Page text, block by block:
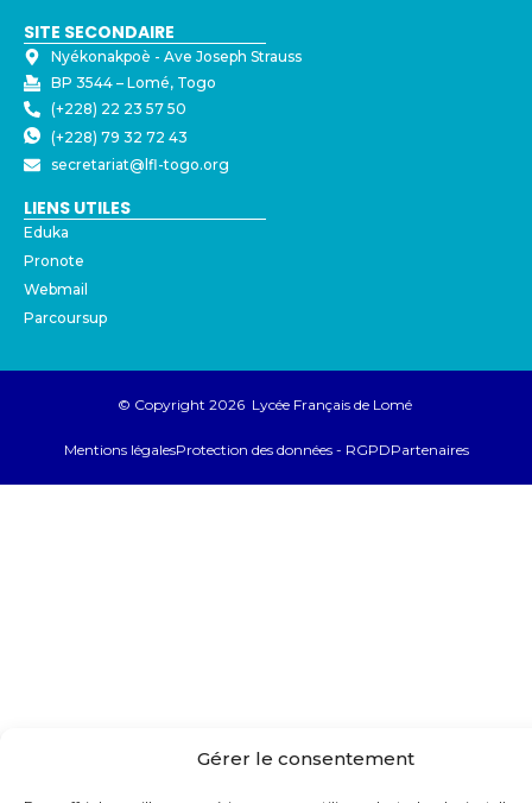
Gérer le consentement
SITE SECONDAIRE
Nyékonakpoè - ⁠Ave Joseph Strauss
BP 3544 – Lomé, Togo
(+228) 22 23 57 50
(+228) 79 32 72 43
secretariat@lfl-togo.org
LIENS UTILES
Eduka
Pronote
Webmail
Parcoursup
© Copyright 2026 Lycée Français de Lomé
Mentions légalesProtection des données - RGPDPartenaires